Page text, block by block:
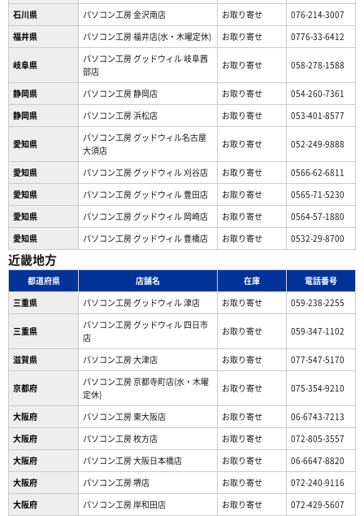
石川県
パソコン工房 金沢南店 お取り寄せ
076-214-3007
福井県
パソコン工房 福井店(水・木曜定休) お取り寄せ 0776-33-6412
岐阜県
パソコン工房 グッドウィル 岐阜茜
部店
お取り寄せ 058-278-1588
静岡県 パソコン工房 静岡店 お取り寄せ
054-260-7361
静岡県
パソコン工房 浜松店 お取り寄せ 053-401-8577
愛知県
パソコン工房 グッドウィル名古屋
大須店
お取り寄せ 052-249-9888
愛知県 パソコン工房 グッドウィル 刈谷店 お取り寄せ
0566-62-6811
愛知県
パソコン工房 グッドウィル 豊田店 お取り寄せ
0565-71-5230
愛知県
パソコン工房 グッドウィル 岡崎店 お取り寄せ
0564-57-1880
愛知県
パソコン工房 グッドウィル 豊橋店 お取り寄せ 0532-29-8700
近畿地方
都道府県 店舗名 在庫
電話番号
三重県
パソコン工房 グッドウィル 津店 お取り寄せ 059-238-2255
三重県
パソコン工房 グッドウィル 四日市
店
お取り寄せ 059-347-1102
滋賀県 パソコン工房 大津店 お取り寄せ 077-547-5170
京都府
パソコン工房 京都寺町店(水・木曜
定休)
お取り寄せ 075-354-9210
大阪府 パソコン工房 東大阪店 お取り寄せ
06-6743-7213
大阪府
パソコン工房 枚方店 お取り寄せ
072-805-3557
大阪府
パソコン工房 大阪日本橋店 お取り寄せ
06-6647-8820
大阪府
パソコン工房 堺店 お取り寄せ
072-240-9116
大阪府
パソコン工房 岸和田店 お取り寄せ
072-429-5607